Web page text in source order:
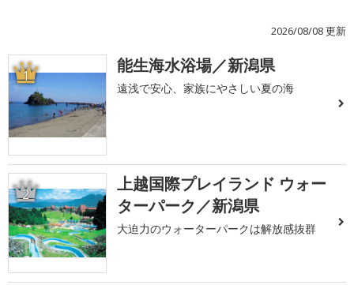
2026/08/08 更新
1 能生海水浴場／新潟県
遠浅で安心、家族にやさしい夏の海
2
上越国際プレイランド ウォー
ターパーク／新潟県
大迫力のウォーターパークは解放感抜群